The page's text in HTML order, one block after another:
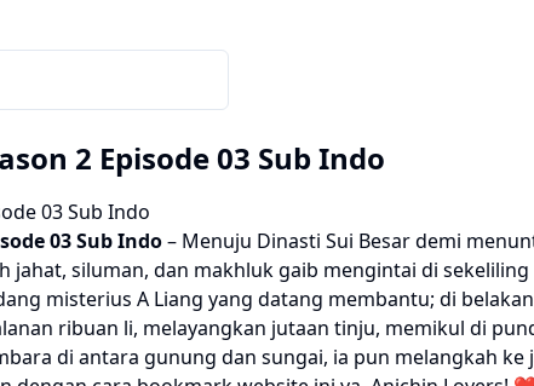
2 Episode 03 Sub Indo
03 Sub Indo
03 Sub Indo– Menuju Dinasti Sui Besar demi
jahat, siluman, dan makhluk gaib mengintai di
misterius A Liang yang datang membantu; di
ribuan li, melayangkan jutaan tinju, memikul di
di antara gunung dan sungai, ia pun melangkah